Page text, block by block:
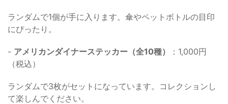
ランダムで1個が手に入ります。傘やペットボトルの目印
にぴったり。
- アメリカンダイナーステッカー（全10種）
：1,000円
（税込）
ランダムで3枚がセットになっています。コレクションし
て楽しんでください。